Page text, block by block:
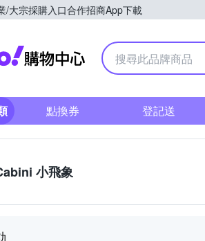
/大宗採購入口合作招商App下載
Yahoo購物中心
點換券 登記送
小飛象